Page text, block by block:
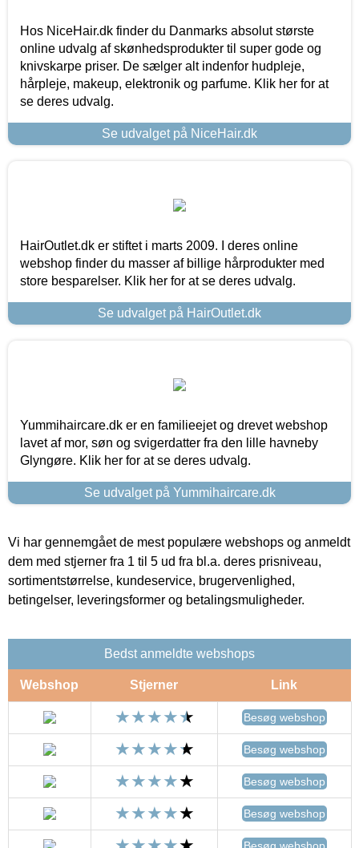
Hos NiceHair.dk finder du Danmarks absolut største
online udvalg af skønhedsprodukter til super gode og
knivskarpe priser. De sælger alt indenfor hudpleje,
hårpleje, makeup, elektronik og parfume. Klik her for at
se deres udvalg.
Se udvalget på NiceHair.dk
HairOutlet.dk er stiftet i marts 2009. I deres online
webshop finder du masser af billige hårprodukter med
store besparelser. Klik her for at se deres udvalg.
Se udvalget på HairOutlet.dk
Yummihaircare.dk er en familieejet og drevet webshop
lavet af mor, søn og svigerdatter fra den lille havneby
Glyngøre. Klik her for at se deres udvalg.
Se udvalget på Yummihaircare.dk
Vi har gennemgået de mest populære webshops og anmeldt
dem med stjerner fra 1 til 5 ud fra bl.a. deres prisniveau,
sortimentstørrelse, kundeservice, brugervenlighed,
betingelser, leveringsformer og betalingsmuligheder.
Bedst anmeldte webshops
Webshop Stjerner Link
Besøg webshop
Besøg webshop
Besøg webshop
Besøg webshop